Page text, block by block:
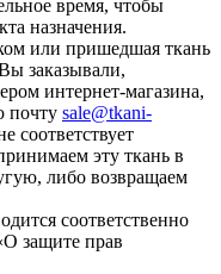
время, чтобы
назначения.
или пришедшая ткань
заказывали,
интернет-магазина,
почту sale@tkani-
соответствует
эту ткань в
либо возвращаем
соответственно
защите прав